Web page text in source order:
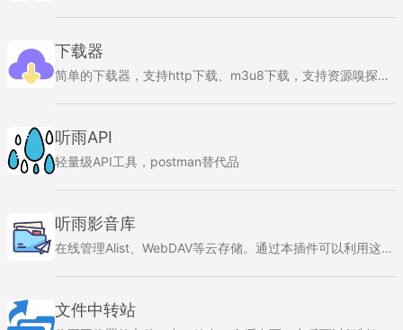
下载器
简单的下载器，支持http下载、m3u8下载，支持资源嗅探功能
听雨API
轻量级API工具，postman替代品
听雨影音库
在线管理Alist、WebDAV等云存储。通过本插件可以利用这些云存储建立自己的影视库，在线观看自己的影片。 也可以搭建自己的音乐库，摆脱音乐软件的烦恼，在线听自己网盘中的音乐。 本插件还可以获取B站视频的元数据，将您下载的B站视频组成海报墙。
文件中转站